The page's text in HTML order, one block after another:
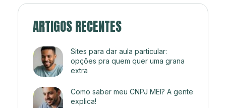
ARTIGOS RECENTES
Sites para dar aula particular:
opções pra quem quer uma grana
extra
Como saber meu CNPJ MEI? A gente
explica!